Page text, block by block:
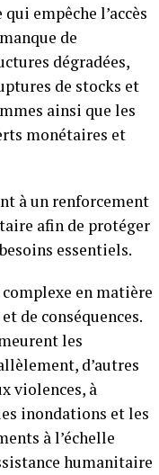
empêche l’accès
de
dégradées,
de stocks et
ainsi que les
monétaires et
à un renforcement
afin de protéger
essentiels.
en matière
de conséquences.
les
d’autres
violences, à
inondations et les
à l’échelle
humanitaire